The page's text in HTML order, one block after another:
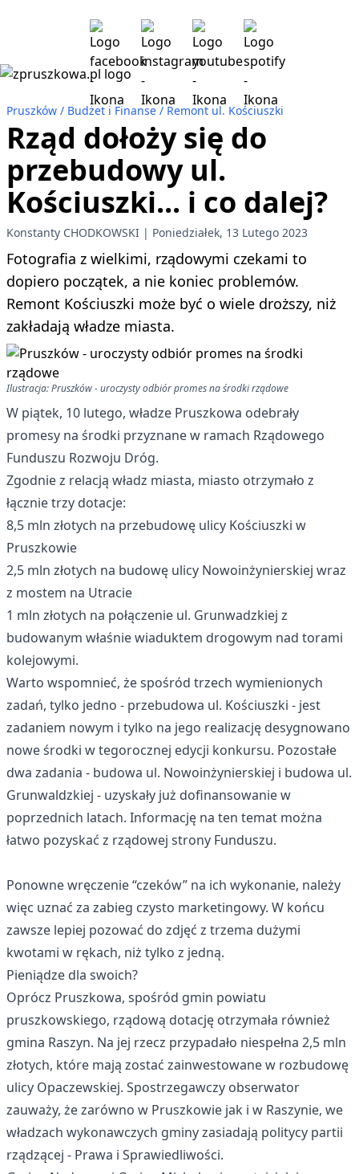
Pruszków Budżet i Finanse Remont ul. Kościuszki
Rząd dołoży się do
przebudowy ul.
Kościuszki... i co dalej?
Konstanty CHODKOWSKI Poniedziałek, 13 Lutego 2023
Fotografia z wielkimi, rządowymi czekami to
dopiero początek, a nie koniec problemów.
Remont Kościuszki może być o wiele droższy, niż
zakładają władze miasta.
Ilustracja: Pruszków - uroczysty odbiór promes na środki rządowe
W piątek, 10 lutego, władze Pruszkowa odebrały
promesy na środki przyznane w ramach Rządowego
Funduszu Rozwoju Dróg.
Zgodnie z relacją władz miasta, miasto otrzymało z
łącznie trzy dotacje:
8,5 mln złotych na przebudowę ulicy Kościuszki w
Pruszkowie
2,5 mln złotych na budowę ulicy Nowoinżynierskiej wraz
z mostem na Utracie
1 mln złotych na połączenie ul. Grunwadzkiej z
budowanym właśnie wiaduktem drogowym nad torami
kolejowymi.
Warto wspomnieć, że spośród trzech wymienionych
zadań, tylko jedno - przebudowa ul. Kościuszki - jest
zadaniem nowym i tylko na jego realizację desygnowano
nowe środki w tegorocznej edycji konkursu. Pozostałe
dwa zadania - budowa ul. Nowoinżynierskiej i budowa ul.
Grunwaldzkiej - uzyskały już dofinansowanie w
poprzednich latach. Informację na ten temat można
łatwo pozyskać z rządowej strony Funduszu.
Ponowne wręczenie “czeków” na ich wykonanie, należy
więc uznać za zabieg czysto marketingowy. W końcu
zawsze lepiej pozować do zdjęć z trzema dużymi
kwotami w rękach, niż tylko z jedną.
Pieniądze dla swoich?
Oprócz Pruszkowa, spośród gmin powiatu
pruszkowskiego, rządową dotację otrzymała również
gmina Raszyn. Na jej rzecz przypadało niespełna 2,5 mln
złotych, które mają zostać zainwestowane w rozbudowę
ulicy Opaczewskiej. Spostrzegawczy obserwator
zauważy, że zarówno w Pruszkowie jak i w Raszynie, we
władzach wykonawczych gminy zasiadają politycy partii
rządzącej - Prawa i Sprawiedliwości.